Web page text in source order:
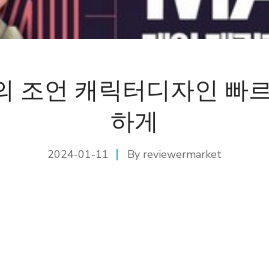
조언 캐릭터디자인 빠
하게
2024-01-11 By reviewermarket